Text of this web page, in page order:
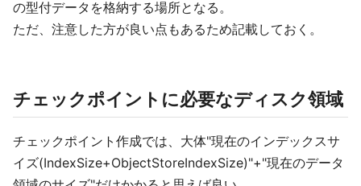
の型付データを格納する場所となる。
ただ、注意した方が良い点もあるため記載しておく。
チェックポイントに必要なディスク領域
チェックポイント作成では、大体"現在のインデックスサ
イズ(IndexSize+ObjectStoreIndexSize)"+"現在のデータ